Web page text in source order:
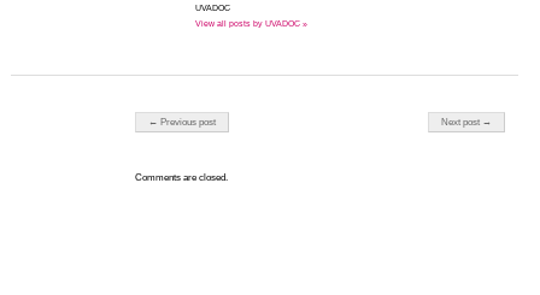
UVADOC
View all posts by UVADOC »
Post navigation
← Previous post Next post →
Comments are closed.